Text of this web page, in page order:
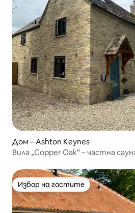
Дом – Ashton Keynes
Вила „Copper Oak“ – частна
Избор на гостите
Избор на гостите